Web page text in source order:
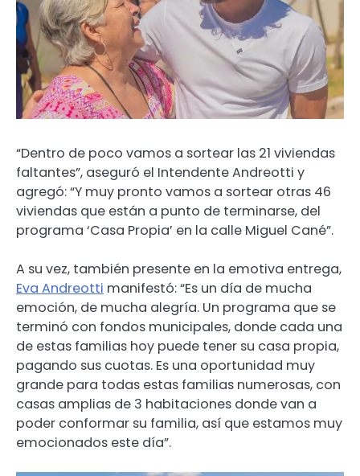
“Dentro de poco vamos a sortear las 21 viviendas
faltantes”, aseguró el Intendente Andreotti y
agregó: “Y muy pronto vamos a sortear otras 46
viviendas que están a punto de terminarse, del
programa ‘Casa Propia’ en la calle Miguel Cané”.
A su vez, también presente en la emotiva entrega,
Eva Andreotti manifestó: “Es un día de mucha
emoción, de mucha alegría. Un programa que se
terminó con fondos municipales, donde cada una
de estas familias hoy puede tener su casa propia,
pagando sus cuotas. Es una oportunidad muy
grande para todas estas familias numerosas, con
casas amplias de 3 habitaciones donde van a
poder conformar su familia, así que estamos muy
emocionados este día”.